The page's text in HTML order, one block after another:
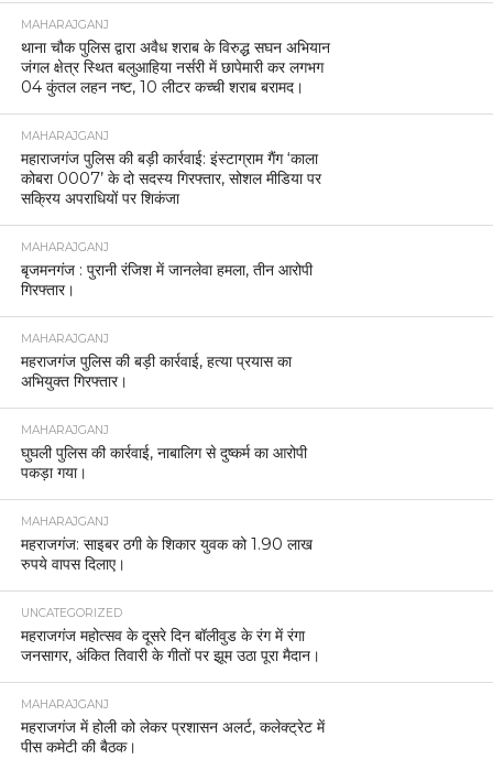
MAHARAJGANJ
थाना चौक पुलिस द्वारा अवैध शराब के विरुद्ध सघन अभियान
जंगल क्षेत्र स्थित बलुआहिया नर्सरी में छापेमारी कर लगभग
04 कुंतल लहन नष्ट, 10 लीटर कच्ची शराब बरामद।
MAHARAJGANJ
महाराजगंज पुलिस की बड़ी कार्रवाई: इंस्टाग्राम गैंग ‘काला
कोबरा 0007’ के दो सदस्य गिरफ्तार, सोशल मीडिया पर
सक्रिय अपराधियों पर शिकंजा
MAHARAJGANJ
बृजमनगंज : पुरानी रंजिश में जानलेवा हमला, तीन आरोपी
गिरफ्तार।
MAHARAJGANJ
महराजगंज पुलिस की बड़ी कार्रवाई, हत्या प्रयास का
अभियुक्त गिरफ्तार।
MAHARAJGANJ
घुघली पुलिस की कार्रवाई, नाबालिग से दुष्कर्म का आरोपी
पकड़ा गया।
MAHARAJGANJ
महराजगंज: साइबर ठगी के शिकार युवक को 1.90 लाख
रुपये वापस दिलाए।
UNCATEGORIZED
महराजगंज महोत्सव के दूसरे दिन बॉलीवुड के रंग में रंगा
जनसागर, अंकित तिवारी के गीतों पर झूम उठा पूरा मैदान।
MAHARAJGANJ
महराजगंज में होली को लेकर प्रशासन अलर्ट, कलेक्ट्रेट में
पीस कमेटी की बैठक।